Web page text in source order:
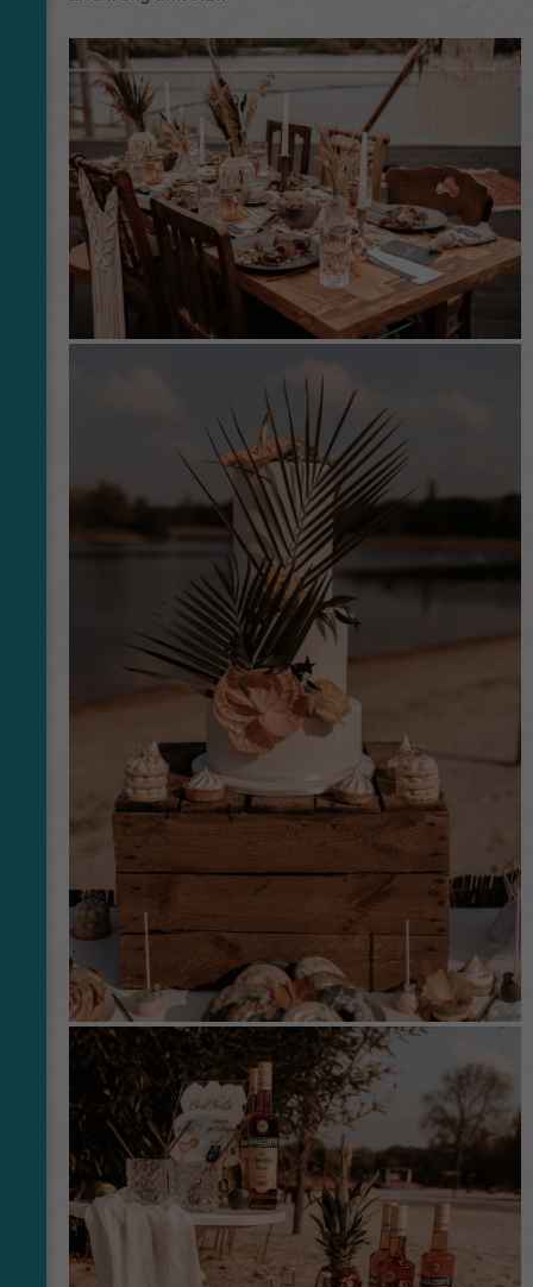
cookies store information anonymously and
assign a randomly generated number to
identify unique visitors.
Name _gid
Anbieter Google Analytics
Laufzeit
This cookie is installed by Google Analytics.
how visitors use a website and helps in
creating an analytics report of how the
website is doing. The data collected including
the number visitors, the source where they
have come from, and the pages visited in an
anonymous form.
_dt_gtml
Google Tagmanager
1 Day
Zweck
This cookie is installed by Google Analytics.
The cookie is used to store information of
how visitors use a website and helps in
creating an analytics report of how the
wbsite is doing. The data collected including
the number visitors, the source where they
have come from, and the pages viisted in an
anonymous form.